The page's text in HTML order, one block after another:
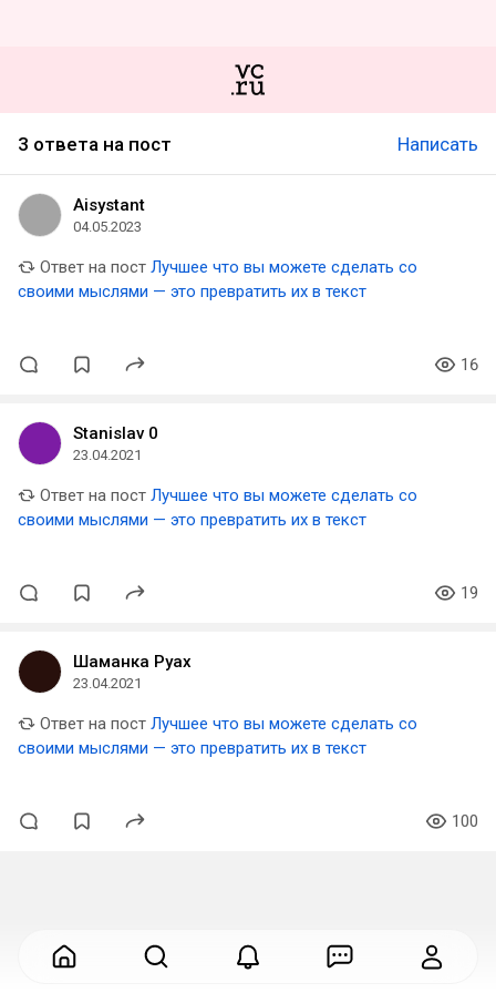
3 ответа на пост Написать
Aisystant
04.05.2023
Ответ на пост Лучшее что вы можете сделать со
своими мыслями — это превратить их в текст
16
Stanislav 0
23.04.2021
Ответ на пост Лучшее что вы можете сделать со
своими мыслями — это превратить их в текст
19
Шаманка Руах
23.04.2021
Ответ на пост Лучшее что вы можете сделать со
своими мыслями — это превратить их в текст
100